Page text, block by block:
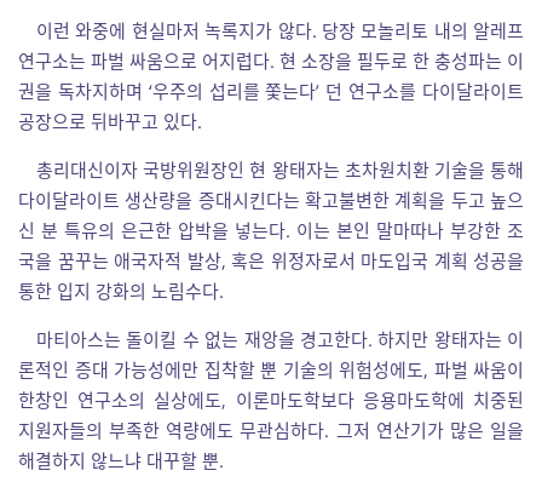
이런 와중에 현실마저 녹록지가 않다. 당장 모놀리토 내의 알레프
연구소는 파벌 싸움으로 어지럽다. 현 소장을 필두로 한 충성파는 이
권을 독차지하며 ‘우주의 섭리를 쫓는다’ 던 연구소를 다이달라이트
공장으로 뒤바꾸고 있다.
총리대신이자 국방위원장인 현 왕태자는 초차원치환 기술을 통해
다이달라이트 생산량을 증대시킨다는 확고불변한 계획을 두고 높으
신 분 특유의 은근한 압박을 넣는다. 이는 본인 말마따나 부강한 조
국을 꿈꾸는 애국자적 발상, 혹은 위정자로서 마도입국 계획 성공을
통한 입지 강화의 노림수다.
마티아스는 돌이킬 수 없는 재앙을 경고한다. 하지만 왕태자는 이
론적인 증대 가능성에만 집착할 뿐 기술의 위험성에도, 파벌 싸움이
한창인 연구소의 실상에도, 이론마도학보다 응용마도학에 치중된
지원자들의 부족한 역량에도 무관심하다. 그저 연산기가 많은 일을
해결하지 않느냐 대꾸할 뿐.